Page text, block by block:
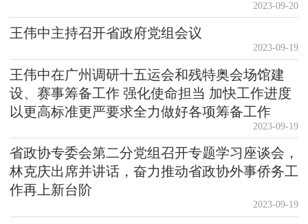
2023-09-20
王伟中主持召开省政府党组会议
2023-09-19
王伟中在广州调研十五运会和残特奥会场馆建
设、赛事筹备工作 强化使命担当 加快工作进度
以更高标准更严要求全力做好各项筹备工作
2023-09-19
省政协专委会第二分党组召开专题学习座谈会，
林克庆出席并讲话，奋力推动省政协外事侨务工
作再上新台阶
2023-09-19